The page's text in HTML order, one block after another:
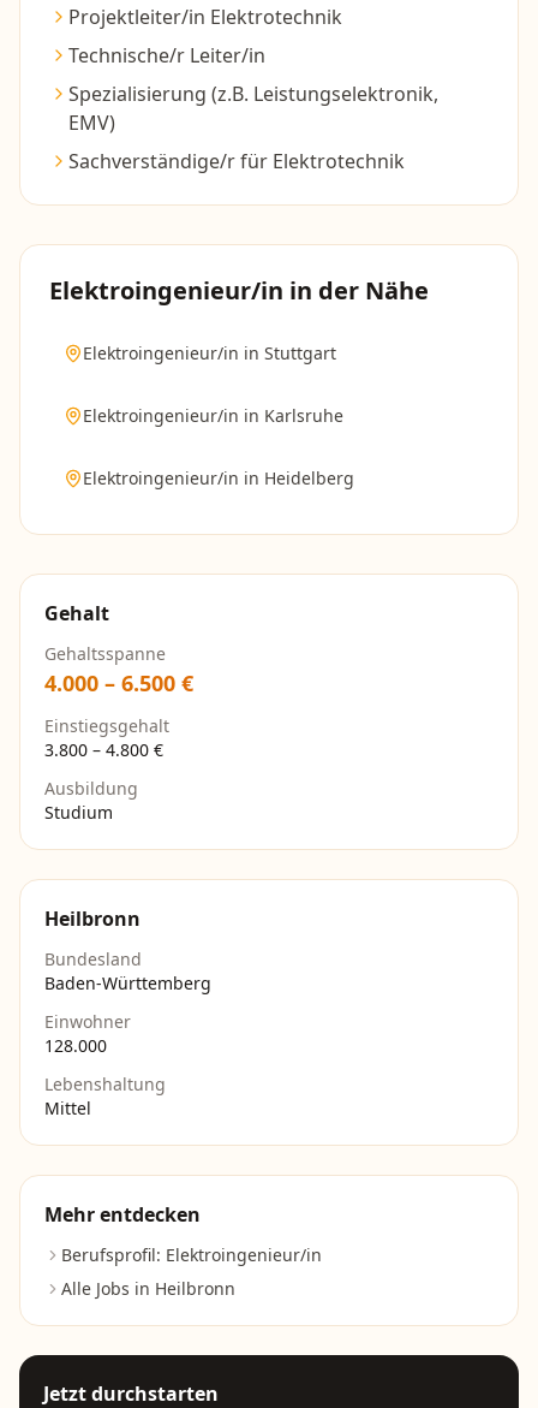
Projektleiter/in Elektrotechnik
Technische/r Leiter/in
Spezialisierung (z.B. Leistungselektronik,
EMV)
Sachverständige/r für Elektrotechnik
Elektroingenieur/in in der Nähe
Elektroingenieur/in in Stuttgart
Elektroingenieur/in in Karlsruhe
Elektroingenieur/in in Heidelberg
Gehalt
Gehaltsspanne
4.000 – 6.500 €
Einstiegsgehalt
3.800 – 4.800 €
Ausbildung
Studium
Heilbronn
Bundesland
Baden-Württemberg
Einwohner
128.000
Lebenshaltung
Mittel
Mehr entdecken
Berufsprofil: Elektroingenieur/in
Alle Jobs in Heilbronn
Jetzt durchstarten